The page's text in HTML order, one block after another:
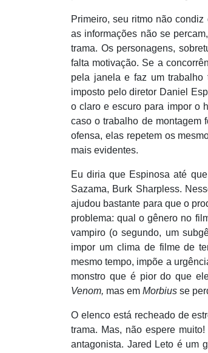
Primeiro, seu ritmo não
as informações não se
trama. Os personagens,
falta motivação. Se a concorr
pela janela e faz um trabalho
imposto pelo diretor Daniel
o claro e escuro para impor o
caso o trabalho de montagem
ofensa, elas repetem os
mais evidentes.
Eu diria que Espinosa até
Sazama, Burk Sharpless.
ajudou bastante para que o
problema: qual o gênero no
vampiro (o segundo, um
impor um clima de filme de
mesmo tempo, impõe a urg
monstro que é pior do que
Venom, mas em Morbius se
O elenco está recheado de
trama. Mas, não espere
antagonista. Jared Leto é um